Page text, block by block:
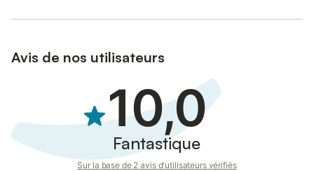
Avis de nos utilisateurs
10,0
Fantastique
Sur la base de 2 avis d'utilisateurs vérifiés